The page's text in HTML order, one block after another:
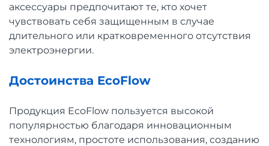
аксессуары предпочитают те, кто хочет
чувствовать себя защищенным в случае
длительного или кратковременного отсутствия
электроэнергии.
Достоинства EcoFlow
Продукция EcoFlow пользуется высокой
популярностью благодаря инновационным
технологиям, простоте использования, созданию